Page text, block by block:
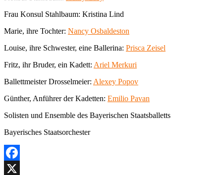
Frau Konsul Stahlbaum: Kristina Lind
Marie, ihre Tochter: Nancy Osbaldeston
Louise, ihre Schwester, eine Ballerina: Prisca Zeisel
Fritz, ihr Bruder, ein Kadett: Ariel Merkuri
Ballettmeister Drosselmeier: Alexey Popov
Günther, Anführer der Kadetten: Emilio Pavan
Solisten und Ensemble des Bayerischen Staatsballetts
Bayerisches Staatsorchester
Facebook